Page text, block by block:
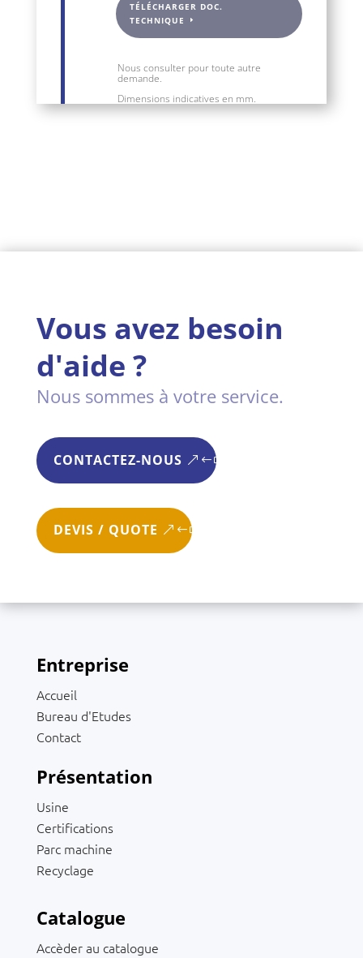
TÉLÉCHARGER DOC.
TECHNIQUE
Nous consulter pour toute autre
demande.
Dimensions indicatives en mm.
Vous avez besoin
d'aide ?
Nous sommes à votre service.
CONTACTEZ-NOUS
DEVIS / QUOTE
Entreprise
Accueil
Bureau d'Etudes
Contact
Présentation
Usine
Certifications
Parc machine
Recyclage
Catalogue
Accèder au catalogue